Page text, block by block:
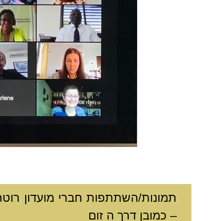
תמונות/השתתפות חברי מועדון
– כמובן דרך ה זום